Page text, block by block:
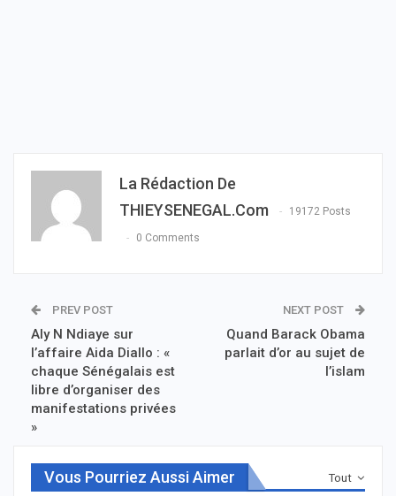
La Rédaction De
THIEYSENEGAL.com
19172 Posts
0 Comments
PREV POST
Aly N Ndiaye sur
l’affaire Aida Diallo : «
chaque Sénégalais est
libre d’organiser des
manifestations privées
»
NEXT POST
Quand Barack Obama
parlait d’or au sujet de
l’islam
Tout
Vous Pourriez Aussi Aimer